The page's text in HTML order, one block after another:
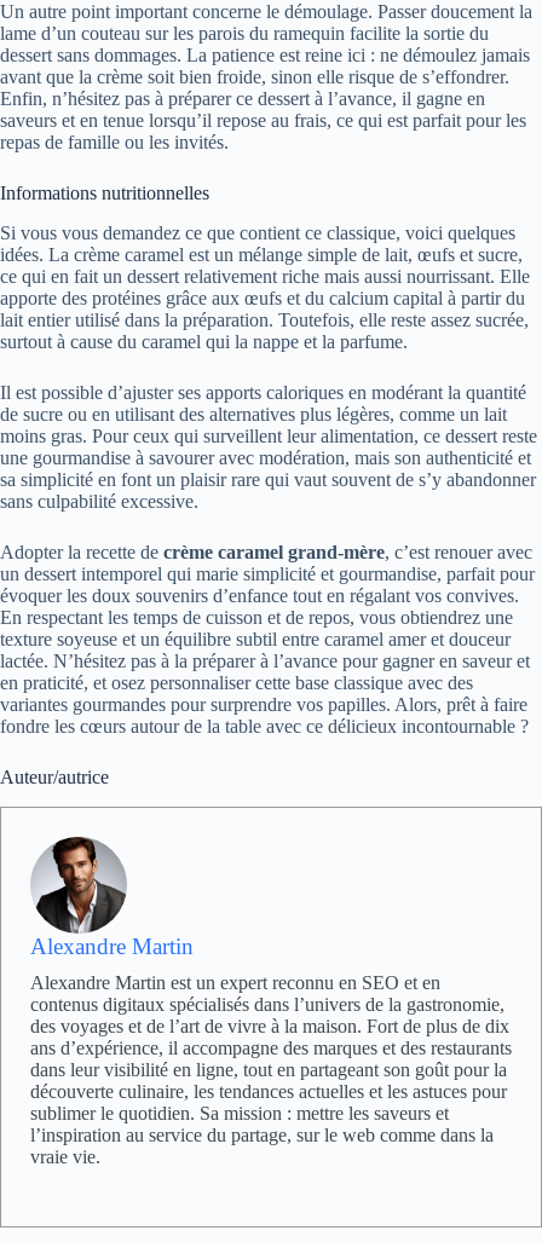
Un autre point important concerne le démoulage. Passer doucement la
lame d’un couteau sur les parois du ramequin facilite la sortie du
dessert sans dommages. La patience est reine ici : ne démoulez jamais
avant que la crème soit bien froide, sinon elle risque de s’effondrer.
Enfin, n’hésitez pas à préparer ce dessert à l’avance, il gagne en
saveurs et en tenue lorsqu’il repose au frais, ce qui est parfait pour les
repas de famille ou les invités.
Informations nutritionnelles
Si vous vous demandez ce que contient ce classique, voici quelques
idées. La crème caramel est un mélange simple de lait, œufs et sucre,
ce qui en fait un dessert relativement riche mais aussi nourrissant. Elle
apporte des protéines grâce aux œufs et du calcium capital à partir du
lait entier utilisé dans la préparation. Toutefois, elle reste assez sucrée,
surtout à cause du caramel qui la nappe et la parfume.
Il est possible d’ajuster ses apports caloriques en modérant la quantité
de sucre ou en utilisant des alternatives plus légères, comme un lait
moins gras. Pour ceux qui surveillent leur alimentation, ce dessert reste
une gourmandise à savourer avec modération, mais son authenticité et
sa simplicité en font un plaisir rare qui vaut souvent de s’y abandonner
sans culpabilité excessive.
Adopter la recette de crème caramel grand-mère, c’est renouer avec
un dessert intemporel qui marie simplicité et gourmandise, parfait pour
évoquer les doux souvenirs d’enfance tout en régalant vos convives.
En respectant les temps de cuisson et de repos, vous obtiendrez une
texture soyeuse et un équilibre subtil entre caramel amer et douceur
lactée. N’hésitez pas à la préparer à l’avance pour gagner en saveur et
en praticité, et osez personnaliser cette base classique avec des
variantes gourmandes pour surprendre vos papilles. Alors, prêt à faire
fondre les cœurs autour de la table avec ce délicieux incontournable ?
Auteur/autrice
Alexandre Martin
Alexandre Martin est un expert reconnu en SEO et en
contenus digitaux spécialisés dans l’univers de la gastronomie,
des voyages et de l’art de vivre à la maison. Fort de plus de dix
ans d’expérience, il accompagne des marques et des restaurants
dans leur visibilité en ligne, tout en partageant son goût pour la
découverte culinaire, les tendances actuelles et les astuces pour
sublimer le quotidien. Sa mission : mettre les saveurs et
l’inspiration au service du partage, sur le web comme dans la
vraie vie.